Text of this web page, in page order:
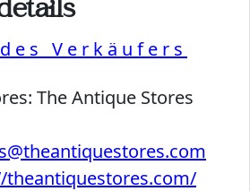
Verkäufers
The Antique Stores
theantiquestores.com/